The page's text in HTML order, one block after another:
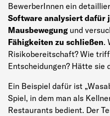
BewerberInnen ein
Software analysiert dafür
Mausbewegung und
Fähigkeiten zu schließen.
Risikobereitschaft? Wie
Entscheidungen? Hätte sie
Ein Beispiel dafür ist
Spiel, in dem man als
Restaurants bedient. Der